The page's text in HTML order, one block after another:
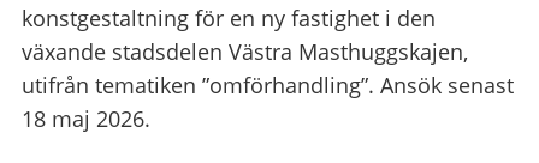
konstgestaltning för en ny fastighet i den
växande stadsdelen Västra Masthuggskajen,
utifrån tematiken ”omförhandling”. Ansök senast
18 maj 2026.